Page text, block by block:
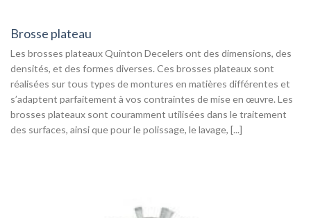
Brosse plateau
Les brosses plateaux Quinton Decelers ont des dimensions, des
densités, et des formes diverses. Ces brosses plateaux sont
réalisées sur tous types de montures en matières différentes et
s’adaptent parfaitement à vos contraintes de mise en œuvre. Les
brosses plateaux sont couramment utilisées dans le traitement
des surfaces, ainsi que pour le polissage, le lavage, [...]